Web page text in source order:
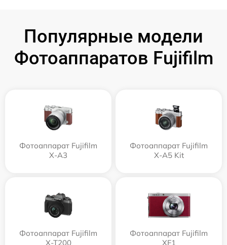
Популярные модели
Фотоаппаратов Fujifilm
Фотоаппарат Fujifilm
X-A3
Фотоаппарат Fujifilm
X-A5 Kit
Фотоаппарат Fujifilm
X-T200
Фотоаппарат Fujifilm
XF1